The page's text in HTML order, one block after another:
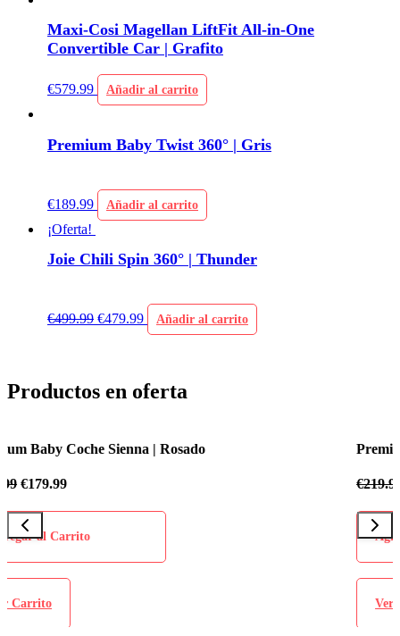
Maxi-Cosi Magellan LiftFit All-in-One
Convertible Car | Grafito
€579.99 Añadir al carrito
Premium Baby Twist 360° | Gris
€189.99 Añadir al carrito
¡Oferta!
Joie Chili Spin 360° | Thunder
€499.99 €479.99 Añadir al carrito
Productos en oferta
Premium Baby Coche Sienna | Azul Celeste
€
Agregar al Carrito